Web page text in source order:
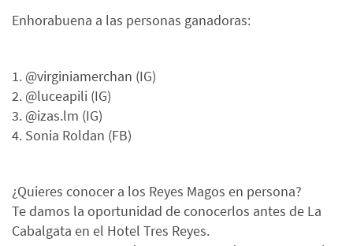
Enhorabuena a las personas ganadoras:
1. @virginiamerchan (IG)
2. @luceapili (IG)
3. @izas.lm (IG)
4. Sonia Roldan (FB)
¿Quieres conocer a los Reyes Magos en persona?
Te damos la oportunidad de conocerlos antes de La
Cabalgata en el Hotel Tres Reyes.